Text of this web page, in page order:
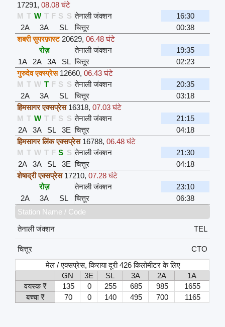
17291,08.08 घंटे
M T W T F S S तेनाली जंक्शन
16:30
2A
3A SL चित्तूर
00:38
शबरी सुपरफ़ास्ट 20629,06.48 घंटे
रोज़
तेनाली जंक्शन
19:35
1A
2A 3A SL चित्तूर
02:23
गुरुदेव एक्स्प्रेस 12660,06.43 घंटे
M T W T F S S तेनाली जंक्शन
20:35
2A
3A SL चित्तूर
03:18
हिमसागर एक्सप्रेस 16318,07.03 घंटे
M T W T F S S तेनाली जंक्शन
21:15
2A
3A SL 3E चित्तूर
04:18
हिमसागर लिंक एक्सप्रेस 16788,06.48 घंटे
M T W T F S S तेनाली जंक्शन
21:30
2A
3A SL 3E चित्तूर
04:18
शेषाद्री एक्सप्रेस 17210,07.28 घंटे
रोज़
तेनाली जंक्शन
23:10
2A
3A SL चित्तूर
06:38
Station Name / Code
तेनाली जंक्शन
TEL
चित्तूर
CTO
मेल / एक्सप्रेस, किराया दूरी 426 किलोमीटर के लिए
GN
3E SL 3A 2A
1A
वयस्क ₹
135 0 255 685 985
1655
बच्चा ₹
70 0 140 495 700 1165